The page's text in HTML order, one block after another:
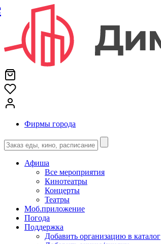
Фирмы города
Афиша
Все мероприятия
Кинотеатры
Концерты
Театры
Моб.приложение
Погода
Поддержка
Добавить организацию в каталог